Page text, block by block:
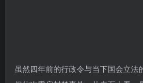
但此次重启封禁事件，从表面上看，